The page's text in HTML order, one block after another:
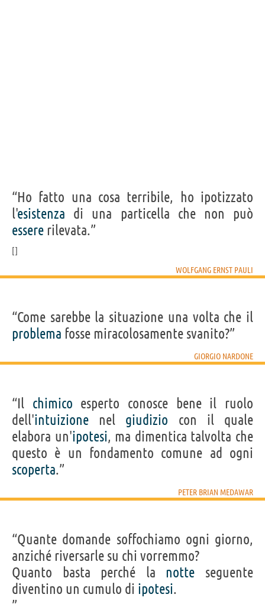
“Ho fatto una cosa terribile, ho ipotizzato
l'esistenza di una particella che non può
essere rilevata.”
WOLFGANG ERNST PAULI
“Come sarebbe la situazione una volta che il
problema fosse miracolosamente svanito?”
GIORGIO NARDONE
“Il chimico esperto conosce bene il ruolo
dell'intuizione nel giudizio con il quale
elabora un'ipotesi, ma dimentica talvolta che
questo è un fondamento comune ad ogni
scoperta.”
PETER BRIAN MEDAWAR
“Quante domande soffochiamo ogni giorno,
anziché riversarle su chi vorremmo?
Quanto basta perché la notte seguente
diventino un cumulo di ipotesi.